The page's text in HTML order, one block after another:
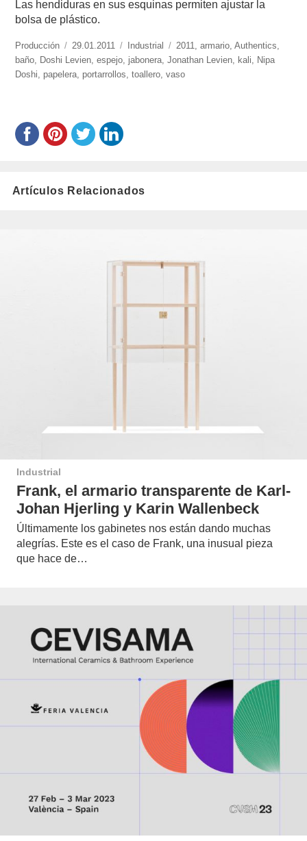
Las hendiduras en sus esquinas permiten ajustar la
bolsa de plástico.
https://www.experimenta.es/author/produccion/
Producción
Publicado
el
29.01.2011 Categorías
Industrial Etiquetas
2011 ,armario ,Authentics
baño
Doshi Levien ,espejo jabonera ,Jonathan Levien kali
Nipa
Doshi
papelera portarrollos ,toallero ,vaso
Artículos Relacionados
Industrial
Frank, el armario transparente de Karl-
Johan Hjerling y Karin Wallenbeck
Últimamente los gabinetes nos están dando muchas
alegrías. Este es el caso de Frank, una inusual pieza
que hace de…